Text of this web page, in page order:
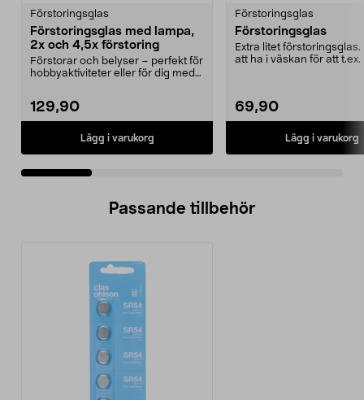
Förstoringsglas
Förstoringsglas med lampa,
2x och 4,5x förstoring
Förstorar och belyser – perfekt för
hobbyaktiviteter eller för dig med
129,90
Lägg i varukorg
Förstoringsglas
Förstoringsglas
Extra litet förstoringsglas.
att ha i väskan för att t.ex.
69,90
Lägg i varukorg
Passande tillbehör